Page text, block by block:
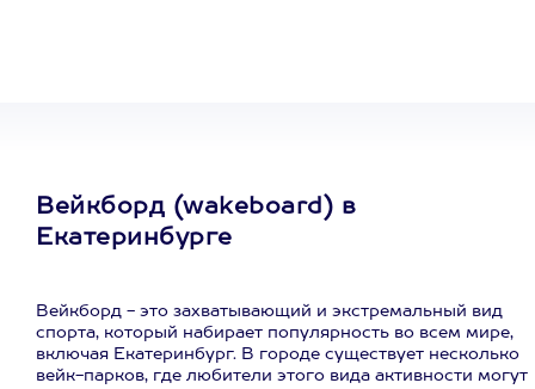
Вейкборд (wakeboard) в
Екатеринбурге
Вейкборд - это захватывающий и экстремальный вид
спорта, который набирает популярность во всем мире,
включая Екатеринбург. В городе существует несколько
вейк-парков, где любители этого вида активности могут